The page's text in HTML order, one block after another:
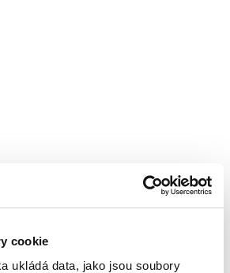
cookie
ukládá data, jako jsou soubory